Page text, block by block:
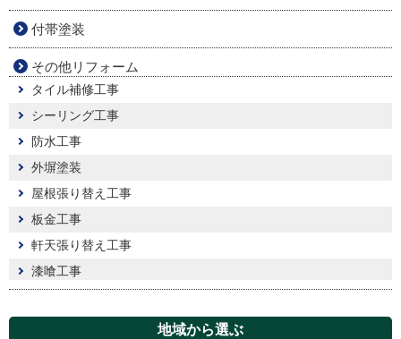
付帯塗装
その他リフォーム
タイル補修工事
シーリング工事
防水工事
外塀塗装
屋根張り替え工事
板金工事
軒天張り替え工事
漆喰工事
地域から選ぶ